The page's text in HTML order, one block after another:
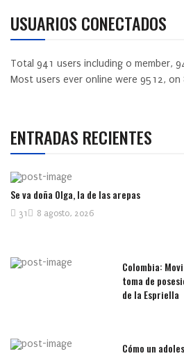
USUARIOS CONECTADOS
Total 941 users including 0 member,
Most users ever online were 9512, on
ENTRADAS RECIENTES
Se va doña Olga, la de las arepas
8 agosto, 2026
31
Colombia:
toma de
de la Espriella
Cómo un